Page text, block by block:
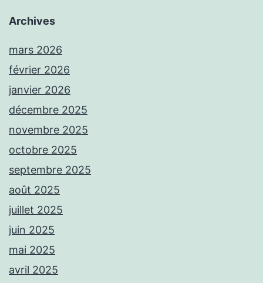
Archives
mars 2026
février 2026
janvier 2026
décembre 2025
novembre 2025
octobre 2025
septembre 2025
août 2025
juillet 2025
juin 2025
mai 2025
avril 2025